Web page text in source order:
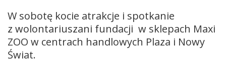
W sobotę kocie atrakcje i spotkanie
z wolontariuszani fundacji w sklepach Maxi
ZOO w centrach handlowych Plaza i Nowy
Świat.